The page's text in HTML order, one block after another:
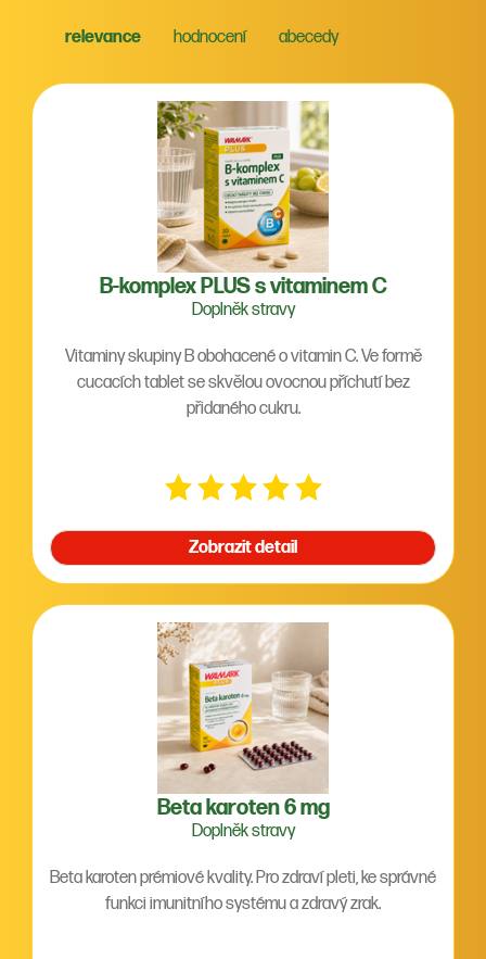
relevance hodnocení abecedy
B-komplex PLUS s vitaminem C
Doplněk stravy
Vitaminy skupiny B obohacené o vitamin C. Ve formě
cucacích tablet se skvělou ovocnou příchutí bez
přidaného cukru.
Zobrazit detail
Beta karoten 6 mg
Doplněk stravy
Beta karoten prémiové kvality. Pro zdraví pleti, ke správné
funkci imunitního systému a zdravý zrak.